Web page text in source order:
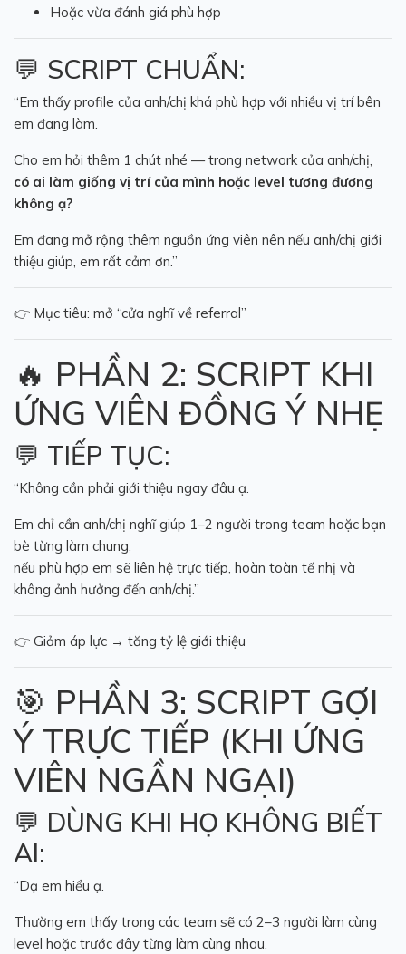
Hoặc vừa đánh giá phù hợp
💬 SCRIPT CHUẨN:
“Em thấy profile của anh/chị khá phù hợp với nhiều vị trí bên
em đang làm.
Cho em hỏi thêm 1 chút nhé — trong network của anh/chị,
có ai làm giống vị trí của mình hoặc level tương đương
không ạ?
Em đang mở rộng thêm nguồn ứng viên nên nếu anh/chị giới
thiệu giúp, em rất cảm ơn.”
👉 Mục tiêu: mở “cửa nghĩ về referral”
🔥 PHẦN 2: SCRIPT KHI
ỨNG VIÊN ĐỒNG Ý NHẸ
💬 TIẾP TỤC:
“Không cần phải giới thiệu ngay đâu ạ.
Em chỉ cần anh/chị nghĩ giúp 1–2 người trong team hoặc bạn
bè từng làm chung,
nếu phù hợp em sẽ liên hệ trực tiếp, hoàn toàn tế nhị và
không ảnh hưởng đến anh/chị.”
👉 Giảm áp lực → tăng tỷ lệ giới thiệu
🎯 PHẦN 3: SCRIPT GỢI
Ý TRỰC TIẾP (KHI ỨNG
VIÊN NGẦN NGẠI)
💬 DÙNG KHI HỌ KHÔNG BIẾT
AI:
“Dạ em hiểu ạ.
Thường em thấy trong các team sẽ có 2–3 người làm cùng
level hoặc trước đây từng làm cùng nhau.